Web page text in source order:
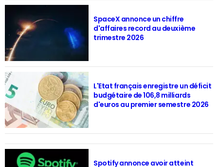
SpaceX annonce un chiffre
d'affaires record au deuxième
trimestre 2026
L'Etat français enregistre un déficit
budgétaire de 106,8 milliards
d'euros au premier semestre 2026
Spotify annonce avoir atteint